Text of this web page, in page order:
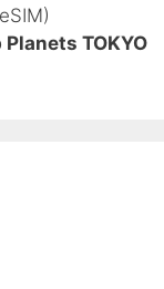
TOKYO